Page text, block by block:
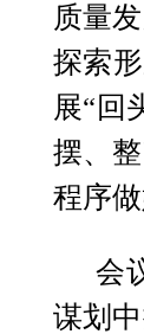
质量
探索
展“回
摆、
程序
会
谋划